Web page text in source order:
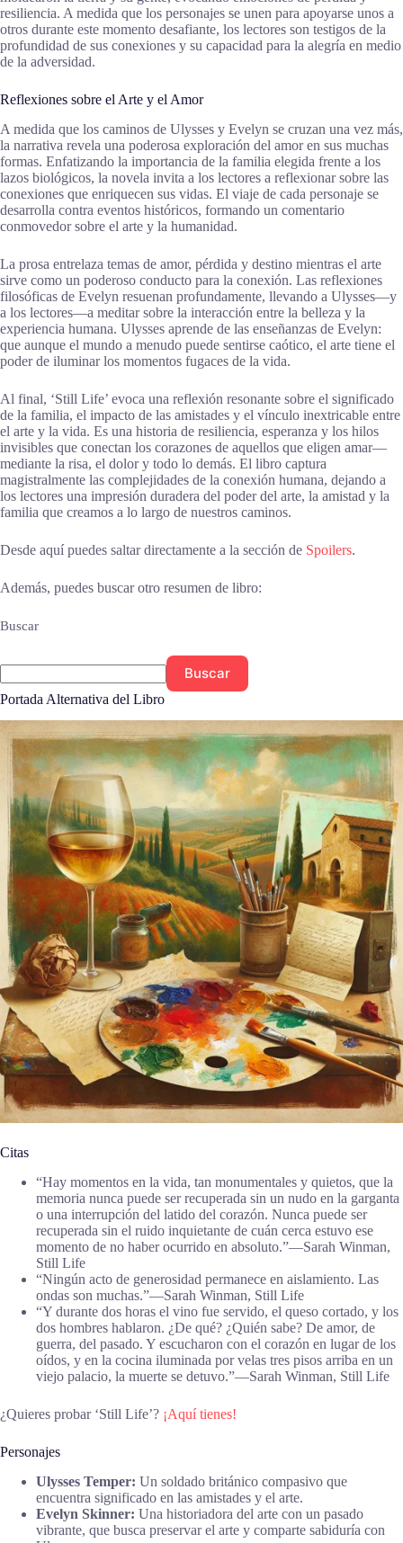
resiliencia. A medida que los personajes se unen para apoyarse unos a
otros durante este momento desafiante, los lectores son testigos de la
profundidad de sus conexiones y su capacidad para la alegría en medio
de la adversidad.
Reflexiones sobre el Arte y el Amor
A medida que los caminos de Ulysses y Evelyn se cruzan una vez más,
la narrativa revela una poderosa exploración del amor en sus muchas
formas. Enfatizando la importancia de la familia elegida frente a los
lazos biológicos, la novela invita a los lectores a reflexionar sobre las
conexiones que enriquecen sus vidas. El viaje de cada personaje se
desarrolla contra eventos históricos, formando un comentario
conmovedor sobre el arte y la humanidad.
La prosa entrelaza temas de amor, pérdida y destino mientras el arte
sirve como un poderoso conducto para la conexión. Las reflexiones
filosóficas de Evelyn resuenan profundamente, llevando a Ulysses—y
a los lectores—a meditar sobre la interacción entre la belleza y la
experiencia humana. Ulysses aprende de las enseñanzas de Evelyn:
que aunque el mundo a menudo puede sentirse caótico, el arte tiene el
poder de iluminar los momentos fugaces de la vida.
Al final, ‘Still Life’ evoca una reflexión resonante sobre el significado
de la familia, el impacto de las amistades y el vínculo inextricable entre
el arte y la vida. Es una historia de resiliencia, esperanza y los hilos
invisibles que conectan los corazones de aquellos que eligen amar—
mediante la risa, el dolor y todo lo demás. El libro captura
magistralmente las complejidades de la conexión humana, dejando a
los lectores una impresión duradera del poder del arte, la amistad y la
familia que creamos a lo largo de nuestros caminos.
Desde aquí puedes saltar directamente a la sección de Spoilers.
Además, puedes buscar otro resumen de libro:
Buscar
Buscar
Portada Alternativa del Libro
Citas
“Hay momentos en la vida, tan monumentales y quietos, que la
memoria nunca puede ser recuperada sin un nudo en la garganta
o una interrupción del latido del corazón. Nunca puede ser
recuperada sin el ruido inquietante de cuán cerca estuvo ese
momento de no haber ocurrido en absoluto.”―Sarah Winman,
Still Life
“Ningún acto de generosidad permanece en aislamiento. Las
ondas son muchas.”―Sarah Winman, Still Life
“Y durante dos horas el vino fue servido, el queso cortado, y los
dos hombres hablaron. ¿De qué? ¿Quién sabe? De amor, de
guerra, del pasado. Y escucharon con el corazón en lugar de los
oídos, y en la cocina iluminada por velas tres pisos arriba en un
viejo palacio, la muerte se detuvo.”―Sarah Winman, Still Life
¿Quieres probar ‘Still Life’? ¡Aquí tienes!
Personajes
Ulysses Temper: Un soldado británico compasivo que
encuentra significado en las amistades y el arte.
Evelyn Skinner: Una historiadora del arte con un pasado
vibrante, que busca preservar el arte y comparte sabiduría con